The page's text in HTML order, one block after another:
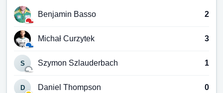
Benjamin Basso 2
Michał Curzytek 3
S Szymon Szlauderbach 1
D Daniel Thompson 0